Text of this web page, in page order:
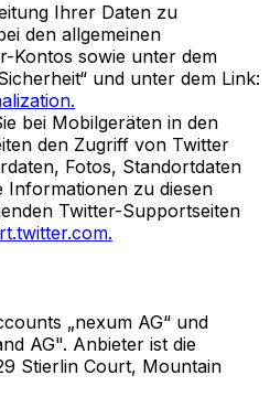
Ihrer Daten zu
den allgemeinen
Kontos sowie unter dem
und unter dem Link:
bei Mobilgeräten in den
den Zugriff von Twitter
Fotos, Standortdaten
Informationen zu diesen
Twitter-Supportseiten
„nexum AG“ und
AG". Anbieter ist die
Stierlin Court, Mountain